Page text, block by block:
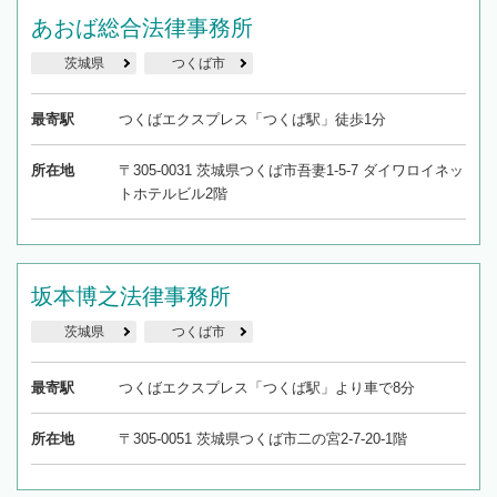
あおば総合法律事務所
茨城県 つくば市
最寄駅 つくばエクスプレス「つくば駅」徒歩1分
所在地
〒305-0031 茨城県つくば市吾妻1-5-7 ダイワロイネッ
トホテルビル2階
坂本博之法律事務所
茨城県 つくば市
最寄駅 つくばエクスプレス「つくば駅」より車で8分
所在地 〒305-0051 茨城県つくば市二の宮2-7-20-1階